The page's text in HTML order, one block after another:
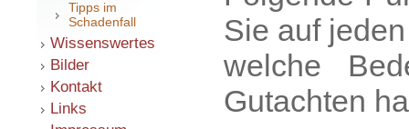
Tipps im
Schadenfall
Wissenswertes
Bilder
Kontakt
Links
Sie auf
welche
Gutachten